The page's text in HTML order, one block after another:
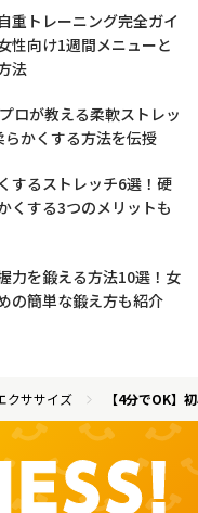
重トレーニング完全ガイ
性向け1週間メニューと
法
ロが教える柔軟ストレッ
らかくする方法を伝授
するストレッチ6選！硬
くする3つのメリットも
力を鍛える方法10選！女
の簡単な鍛え方も紹介
クササイズ 【4分でOK】